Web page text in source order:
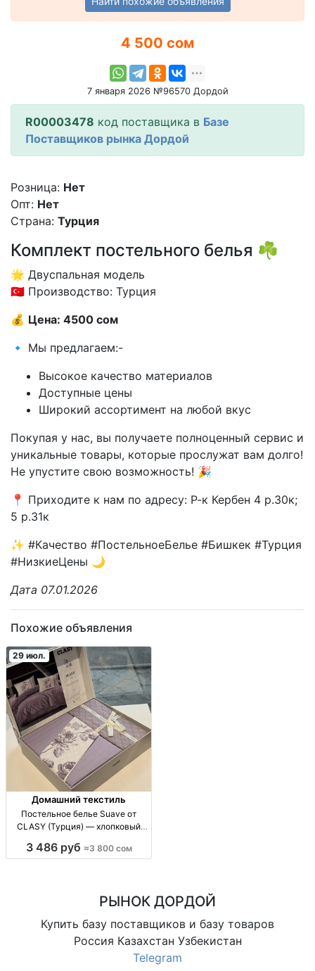
4 500 сом
7 января 2026 №96570 Дордой
R00003478 код поставщика в Базе
Поставщиков рынка Дордой
Розница: Нет
Опт: Нет
Страна: Турция
Комплект постельного белья ☘️
🌟 Двуспальная модель
🇹🇷 Производство: Турция
💰 Цена: 4500 сом
🔹 Мы предлагаем:-
Высокое качество материалов
Доступные цены
Широкий ассортимент на любой вкус
Покупая у нас, вы получаете полноценный сервис и
уникальные товары, которые прослужат вам долго!
Не упустите свою возможность! 🎉
📍 Приходите к нам по адресу: Р-к Кербен 4 р.30к;
5 р.31к
✨ #Качество #ПостельноеБелье #Бишкек #Турция
#НизкиеЦены 🌙
Дата 07.01.2026
Похожие объявления
29 июл.
Домашний текстиль
Постельное белье Suave от
CLASY (Турция) — хлопковый
оттенков Пост.белье CLASY
3 486 руб ≈3 800 сом
РЫНОК ДОРДОЙ
Купить базу поставщиков и базу товаров
Россия Казахстан Узбекистан
Telegram